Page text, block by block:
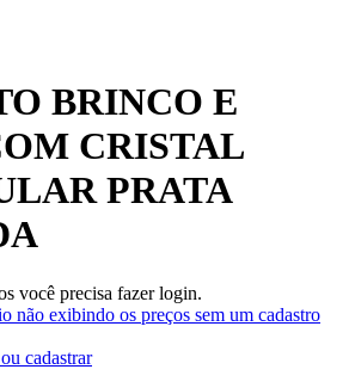
BRINCO E
CRISTAL
PRATA
você precisa fazer login.
não exibindo os preços sem um cadastro
cadastrar